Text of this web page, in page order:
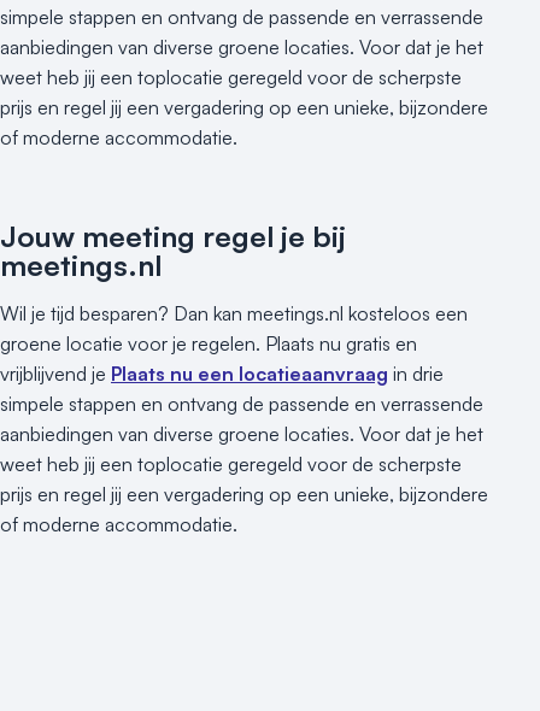
simpele stappen en ontvang de passende en verrassende
aanbiedingen van diverse groene locaties. Voor dat je het
weet heb jij een toplocatie geregeld voor de scherpste
prijs en regel jij een vergadering op een unieke, bijzondere
of moderne accommodatie.
Jouw meeting regel je bij
meetings.nl
Wil je tijd besparen? Dan kan meetings.nl kosteloos een
groene locatie voor je regelen. Plaats nu gratis en
vrijblijvend je Plaats nu een locatieaanvraag in drie
simpele stappen en ontvang de passende en verrassende
aanbiedingen van diverse groene locaties. Voor dat je het
weet heb jij een toplocatie geregeld voor de scherpste
prijs en regel jij een vergadering op een unieke, bijzondere
of moderne accommodatie.